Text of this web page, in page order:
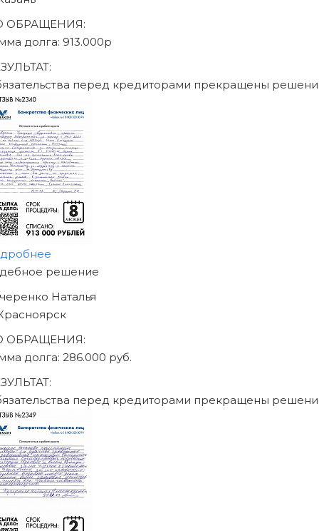
на консультацию